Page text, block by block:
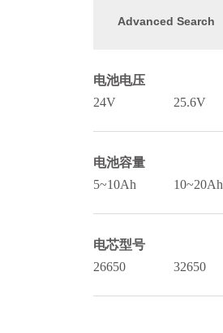
Advanced Search
电池电压
24V
25.6V
电池容量
5~10Ah
10~20Ah
电芯型号
26650
32650